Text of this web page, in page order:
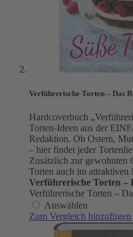
Verführerische Torten – Das
Hardcoverbuch
Torten-Ideen aus der
Redaktion. Ob Ostern,
– hier findet jeder
Zusätzlich zur gewohnten
Torten auch im
Verführerische Torten –
Verführerische Torten –
Auswählen
Zum Vergleich hinzufügen